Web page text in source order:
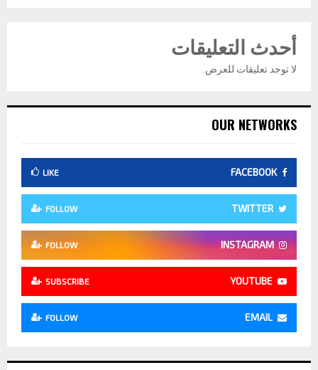
أحدث التعليقات
لا توجد تعليقات للعرض.
OUR NETWORKS
FACEBOOK
LIKE
TWITTER
FOLLOW
INSTAGRAM
FOLLOW
YOUTUBE
SUBSCRIBE
EMAIL
FOLLOW